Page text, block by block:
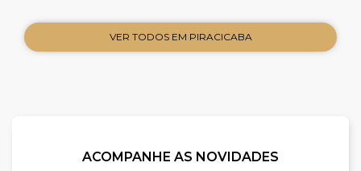
VER TODOS EM PIRACICABA
ACOMPANHE AS NOVIDADES